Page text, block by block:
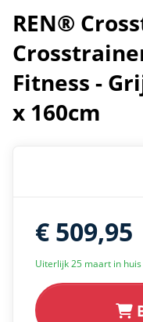
REN®
Fitness -
x 160cm
€ 509,95
Uiterlijk 25 maart in huis